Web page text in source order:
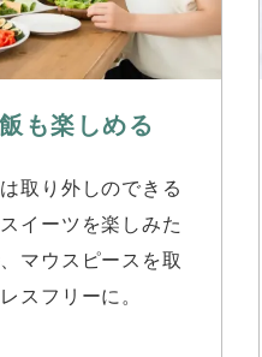
も楽しめる
取り外しのできる
イーツを楽しみた
マウスピースを取
スフリーに。